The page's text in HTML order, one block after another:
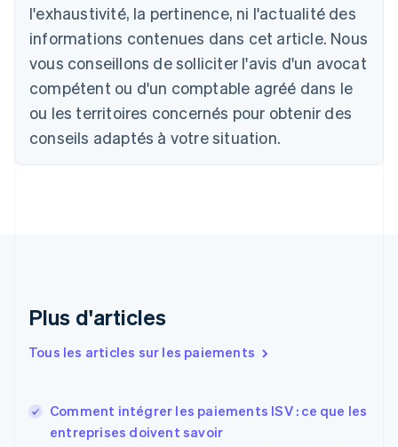
l'exhaustivité, la pertinence, ni l'actualité des
informations contenues dans cet article. Nous
vous conseillons de solliciter l'avis d'un avocat
compétent ou d'un comptable agréé dans le
ou les territoires concernés pour obtenir des
conseils adaptés à votre situation.
Plus d'articles
Tous les articles sur les paiements
Comment intégrer les paiements ISV : ce que les
entreprises doivent savoir
Brésil
Português
Bulgarie
English
Canada
Chine continentale
简体中文English
Español English
English
Finlande
EnglishSvenska